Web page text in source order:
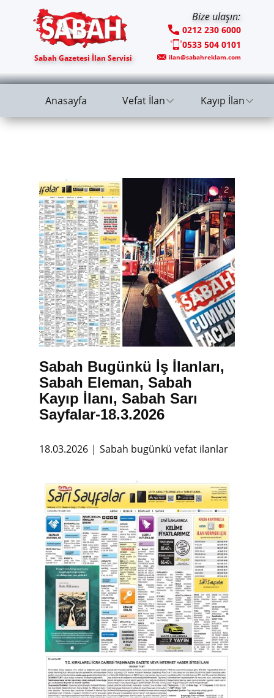
Bize ulaşın:
0212 230 6000
0533 504 0101
Sabah Gazetesi İlan Servisi ilan@sabahreklam.com
Anasayfa Vefat İlan Kayıp İlan
Sabah Bugünkü İş İlanları,
Sabah Eleman, Sabah
Kayıp İlanı, Sabah Sarı
Sayfalar-18.3.2026
18.03.2026 Sabah bugünkü vefat ilanlar